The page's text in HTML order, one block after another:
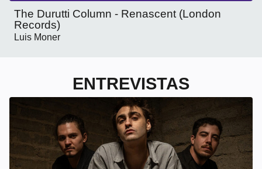
The Durutti Column - Renascent (London
Records)
Luis Moner
ENTREVISTAS